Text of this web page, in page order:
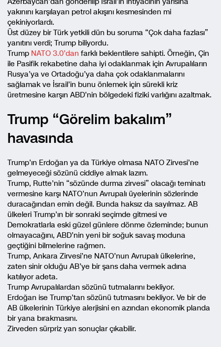
yakınını karşılayan petrol akışını kesmesinden mi
çekiniyorlardı.
Üst düzey bir Türk yetkili dün bu soruma “Çok daha fazlası”
yanıtını verdi; Trump biliyordu.
Trump NATO 3.0’dan farklı beklentilere sahipti. Örneğin, Çin
ile Pasifik rekabetine daha iyi odaklanmak için Avrupalıların
Rusya’ya ve Ortadoğu’ya daha çok odaklanmalarını
sağlamak ve İsrail’in bunu önlemek için sürekli kriz
üretmesine karşın ABD’nin bölgedeki fiziki varlığını azaltmak.
Trump “Görelim bakalım”
havasında
Trump’ın Erdoğan ya da Türkiye olmasa NATO Zirvesi’ne
gelmeyeceği sözünü ciddiye almak lazım.
Trump, Rutte’nin “sözünde durma zirvesi” olacağı teminatı
vermesine karşı NATO’nun Avrupalı üyelerinin sözlerinde
duracağından emin değil. Bunda haksız da sayılmaz. AB
ülkeleri Trump’ın bir sonraki seçimde gitmesi ve
Demokratlarla eski güzel günlere dönme özleminde; bunun
olmayacağını, ABD’nin yeni bir soğuk savaş moduna
geçtiğini bilmelerine rağmen.
Trump, Ankara Zirvesi’ne NATO’nun Avrupalı ülkelerine,
zaten sinir olduğu AB’ye bir şans daha vermek adına
katılıyor adeta.
Trump Avrupalılardan sözünü tutmalarını bekliyor.
Erdoğan ise Trump’tan sözünü tutmasını bekliyor. Ve bir de
AB ülkelerinin Türkiye alerjisini en azından ekonomik planda
bir yana bırakmasını.
Zirveden sürpriz yan sonuçlar çıkabilir.